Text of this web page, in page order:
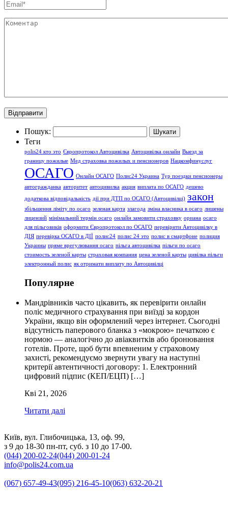
Пошук:
Теги
polis24 кто это Європротокол Автоцивілка Автоцивілка онлайн Выезд за
границу пожилые Мед страховка пожилых и пенсионеров Нацкомфинуслуг
ОСАГО Онлайн ОСАГО Полис24 Украина Тур поездки пенсионеры
автогражданка авторитет автоцивилка акция виплата по ОСАГО дешево
додаткова відповідальність дії при ДТП по ОСАГО (Автоцивілці) закон
збільшення ліміту по осаго зеленая карта злагода зміна власника в осаго лишены
лицензий мінімальний термін осаго онлайн замовити страховку ориана осаго
для пільговиків оформити Європротокол по ОСАГО перевірити Автоцивілку в
ДІЯ перевірка ОСАГО в ДІЇ полис24 полис 24 это полис в смартфоне полиция
Украины пряме врегулювання осаго пільга автоцивілка пільги по осаго
стоимость зеленой карты страховая компания цена зеленой карты цивілка пільги
электронный полис як отримати виплату по Автоцивілці
Популярне
Мандрівників часто цікавить, як перевірити онлайн
поліс медичного страхування при виїзді за кордон
України, якщо він оформлений через інтернет. Сьогодні
відсутність паперового бланка з «мокрою» печаткою є
нормою — аналогічно до авіаквитків або бронювання
готелів. Проте, щоб бути впевненим у страховому
захисті, рекомендуємо звернути увагу на наступні
критерії автентичності договору: 1. Електронний
цифровий підпис (КЕП/ЕЦП) […]
Кві 21, 2026
Читати далі
Київ, вул. Глибочицька, 13, оф. 99,
з 9 до 18-30 пн-пт, суб. з 10 до 17-00.
(044) 200-02-24(044) 200-01-24
info@polis24.com.ua
(067) 657-49-43(095) 216-45-10(063) 632-20-21